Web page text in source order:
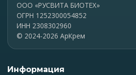
ООО «РУСВИТА БИОТЕХ»
ОГРН 1252300054852
ИНН 2308302960
© 2024-2026 АрКрем
Информация